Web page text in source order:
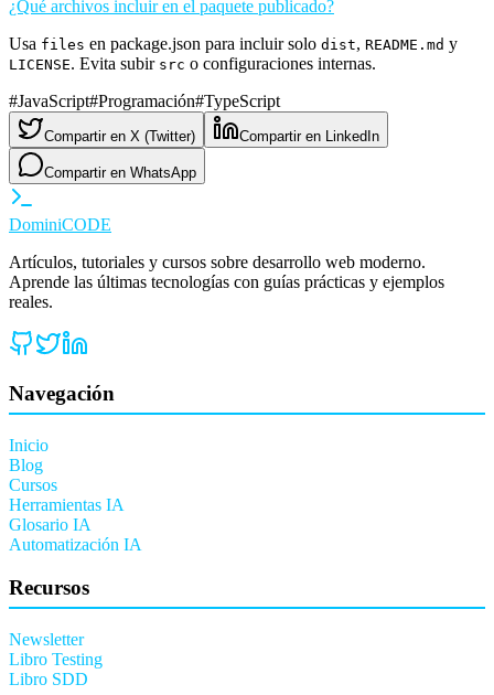
¿Qué archivos incluir en el paquete publicado?
Usa files en package.json para incluir solo dist, README.md y
LICENSE. Evita subir src o configuraciones internas.
#JavaScript#Programación#TypeScript
Compartir en X (Twitter) Compartir en LinkedIn
Compartir en WhatsApp
DominiCODE
Artículos, tutoriales y cursos sobre desarrollo web moderno.
Aprende las últimas tecnologías con guías prácticas y ejemplos
reales.
Navegación
Inicio
Blog
Cursos
Herramientas IA
Glosario IA
Automatización IA
Recursos
Newsletter
Libro Testing
Libro SDD